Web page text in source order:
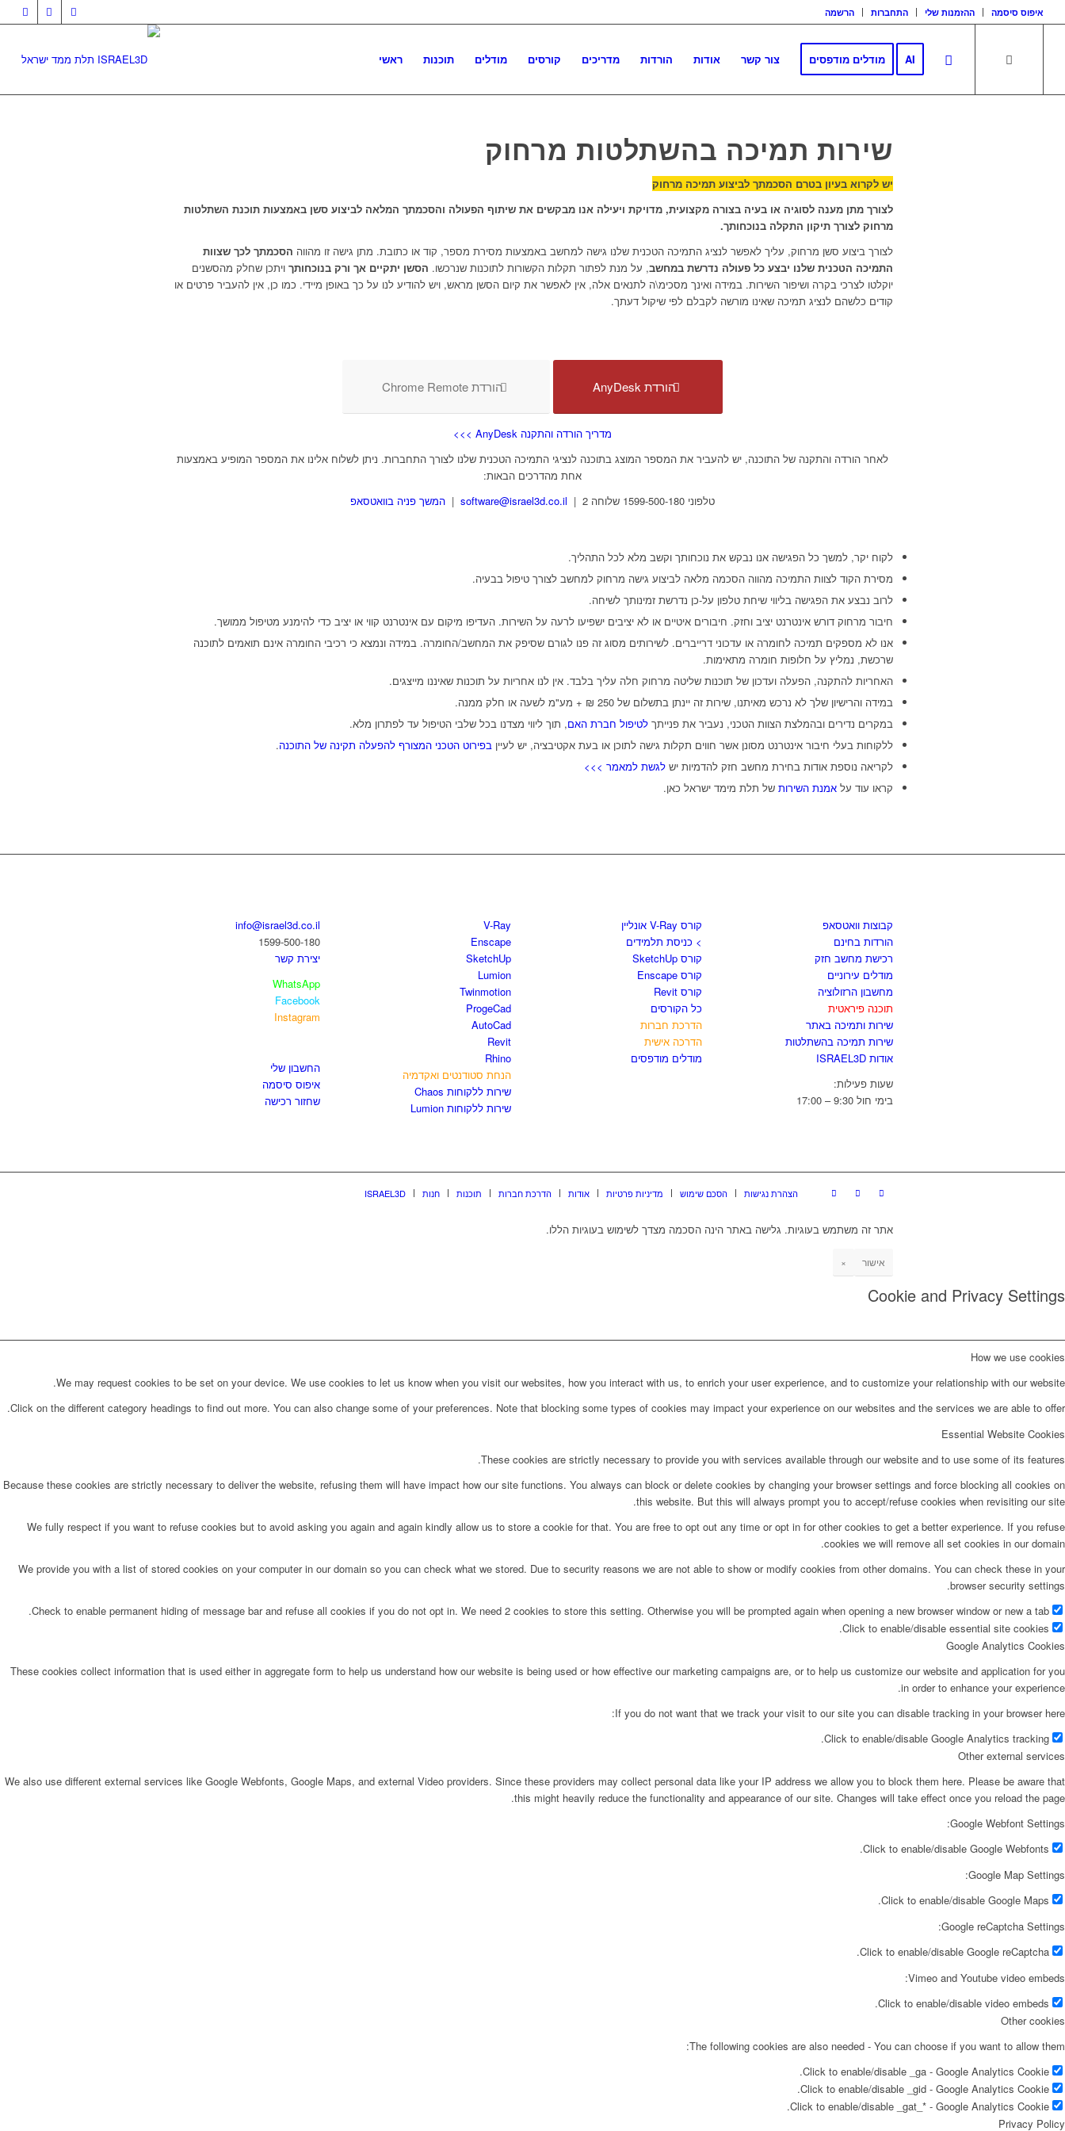
הרשמה התחברות ההזמנות שלי איפוס סיסמה
ראשי תוכנות מודלים קורסים מדריכים הורדות אודות צור קשר מודלים מודפסים AI
שירות תמיכה בהשתלטות מרחוק
יש לקרוא בעיון בטרם הסכמתך לביצוע תמיכה מרחוק
לצורך מתן מענה לסוגיה או בעיה בצורה מקצועית, מדויקת ויעילה אנו מבקשים את שיתוף הפעולה והסכמתך המלאה לביצוע סשן באמצעות תוכנת השתלטות
מרחוק לצורך תיקון התקלה בנוכחותך.
לצורך ביצוע סשן מרחוק, עליך לאפשר לנציג התמיכה הטכנית שלנו גישה למחשב באמצעות מסירת מספר, קוד או כתובת. מתן גישה זו מהווה הסכמתך לכך שצוות
התמיכה הטכנית שלנו יבצע כל פעולה נדרשת במחשב, על מנת לפתור תקלות הקשורות לתוכנות שנרכשו. הסשן יתקיים אך ורק בנוכחותך ויתכן שחלק מהסשנים
יוקלטו לצרכי בקרה ושיפור השירות. במידה ואינך מסכימ\ה לתנאים אלה, אין לאפשר את קיום הסשן מראש, ויש להודיע לנו על כך באופן מיידי. כמו כן, אין להעביר פרטים או
קודים כלשהם לנציג תמיכה שאינו מורשה לקבלם לפי שיקול דעתך.
הורדת AnyDesk הורדת Chrome Remote
מדריך הורדה והתקנה AnyDesk >>>
לאחר הורדה והתקנה של התוכנה, יש להעביר את המספר המוצג בתוכנה לנציגי התמיכה הטכנית שלנו לצורך התחברות. ניתן לשלוח אלינו את המספר המופיע באמצעות
אחת מהדרכים הבאות:
טלפוני 1599-500-180 שלוחה 2 |
software@israel3d.co.il
| המשך פניה בוואטסאפ
לקוח יקר, למשך כל הפגישה אנו נבקש את נוכחותך וקשב מלא לכל התהליך.
מסירת הקוד לצוות התמיכה מהווה הסכמה מלאה לביצוע גישה מרחוק למחשב לצורך טיפול בבעיה.
לרוב נבצע את הפגישה בליווי שיחת טלפון על-כן נדרשת זמינותך לשיחה.
חיבור מרחוק דורש אינטרנט יציב וחזק. חיבורים איטיים או לא יציבים ישפיעו לרעה על השירות. העדיפו מיקום עם אינטרנט קווי או יציב כדי להימנע מטיפול ממושך.
אנו לא מספקים תמיכה לחומרה או עדכוני דרייברים. לשירותים מסוג זה פנו לגורם שסיפק את המחשב/החומרה. במידה ונמצא כי רכיבי החומרה אינם תואמים לתוכנה
שרכשת, נמליץ על חלופות חומרה מתאימות.
האחריות להתקנה, הפעלה ועדכון של תוכנות שליטה מרחוק חלה עליך בלבד. אין לנו אחריות על תוכנות שאיננו מייצגים.
במידה והרישיון שלך לא נרכש מאיתנו, שירות זה יינתן בתשלום של 250 ₪ + מע"מ לשעה או חלק ממנה.
במקרים נדירים ובהמלצת הצוות הטכני, נעביר את פנייתך לטיפול חברת האם, תוך ליווי מצדנו בכל שלבי הטיפול עד לפתרון מלא.
ללקוחות בעלי חיבור אינטרנט מסונן אשר חווים תקלות גישה לתוכן או בעת אקטיבציה, יש לעיין בפירוט הטכני המצורף להפעלה תקינה של התוכנה.
לקריאה נוספת אודות בחירת מחשב חזק להדמיות יש לגשת למאמר >>>
קראו עוד על אמנת השירות של תלת מימד ישראל כאן.
info@israel3d.co.il
1599-500-180
יצירת קשר
WhatsApp
Facebook
Instagram
החשבון שלי
איפוס סיסמה
שחזור רכישה
V-Ray
Enscape
SketchUp
Lumion
Twinmotion
ProgeCad
AutoCad
Revit
Rhino
הנחת סטודנטים ואקדמיה
שירות ללקוחות Chaos
שירות ללקוחות Lumion
קורס V-Ray אונליין
> כניסת תלמידים
קורס SketchUp
קורס Enscape
קורס Revit
כל הקורסים
הדרכת חברות
הדרכה אישית
מודלים מודפסים
קבוצות וואטסאפ
הורדות בחינם
רכישת מחשב חזק
מודלים עירוניים
מחשבון הרזולוציה
תוכנה פיראטית
שירות ותמיכה באתר
שירות תמיכה בהשתלטות
אודות ISRAEL3D
שעות פעילות:
בימי חול 9:30 – 17:00
ISRAEL3D חנות תוכנות הדרכת חברות אודות מדיניות פרטיות הסכם שימוש הצהרת נגישות
אתר זה משתמש בעוגיות. גלישה באתר הינה הסכמה מצדך לשימוש בעוגיות הללו.
אישור ×
Cookie and Privacy Settings
How we use cookies
We may request cookies to be set on your device. We use cookies to let us know when you visit our websites, how you interact with us, to enrich your user experience, and to customize your relationship with our website.
Click on the different category headings to find out more. You can also change some of your preferences. Note that blocking some types of cookies may impact your experience on our websites and the services we are able to offer.
Essential Website Cookies
These cookies are strictly necessary to provide you with services available through our website and to use some of its features.
Because these cookies are strictly necessary to deliver the website, refusing them will have impact how our site functions. You always can block or delete cookies by changing your browser settings and force blocking all cookies on
this website. But this will always prompt you to accept/refuse cookies when revisiting our site.
We fully respect if you want to refuse cookies but to avoid asking you again and again kindly allow us to store a cookie for that. You are free to opt out any time or opt in for other cookies to get a better experience. If you refuse
cookies we will remove all set cookies in our domain.
We provide you with a list of stored cookies on your computer in our domain so you can check what we stored. Due to security reasons we are not able to show or modify cookies from other domains. You can check these in your
browser security settings.
Check to enable permanent hiding of message bar and refuse all cookies if you do not opt in. We need 2 cookies to store this setting. Otherwise you will be prompted again when opening a new browser window or new a tab.
Click to enable/disable essential site cookies.
Google Analytics Cookies
These cookies collect information that is used either in aggregate form to help us understand how our website is being used or how effective our marketing campaigns are, or to help us customize our website and application for you
in order to enhance your experience.
If you do not want that we track your visit to our site you can disable tracking in your browser here:
Click to enable/disable Google Analytics tracking.
Other external services
We also use different external services like Google Webfonts, Google Maps, and external Video providers. Since these providers may collect personal data like your IP address we allow you to block them here. Please be aware that
this might heavily reduce the functionality and appearance of our site. Changes will take effect once you reload the page.
Google Webfont Settings:
Click to enable/disable Google Webfonts.
Google Map Settings:
Click to enable/disable Google Maps.
Google reCaptcha Settings:
Click to enable/disable Google reCaptcha.
Vimeo and Youtube video embeds:
Click to enable/disable video embeds.
Other cookies
The following cookies are also needed - You can choose if you want to allow them:
Click to enable/disable _ga - Google Analytics Cookie.
Click to enable/disable _gid - Google Analytics Cookie.
Click to enable/disable _gat_* - Google Analytics Cookie.
Privacy Policy